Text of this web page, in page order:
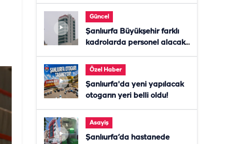
Güncel
Şanlıurfa Büyükşehir farklı
kadrolarda personel alacak!
Özel Haber
Şanlıurfa'da yeni yapılacak
otogarın yeri belli oldu!
Asayiş
Şanlıurfa’da hastanede